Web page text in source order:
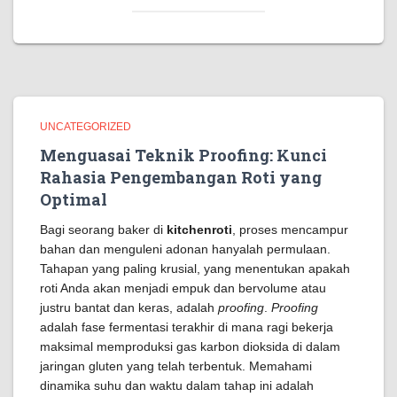
UNCATEGORIZED
Menguasai Teknik Proofing: Kunci
Rahasia Pengembangan Roti yang
Optimal
Bagi seorang baker di kitchenroti , proses mencampur
bahan dan menguleni adonan hanyalah permulaan.
Tahapan yang paling krusial, yang menentukan apakah
roti Anda akan menjadi empuk dan bervolume atau
justru bantat dan keras, adalah proofing Proofing
adalah fase fermentasi terakhir di mana ragi bekerja
maksimal memproduksi gas karbon dioksida di dalam
jaringan gluten yang telah terbentuk. Memahami
dinamika suhu dan waktu dalam tahap ini adalah